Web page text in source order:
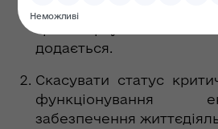
економіки у галузі
транспорту в
додається.
Скасувати статус
функціонування
забезпечення